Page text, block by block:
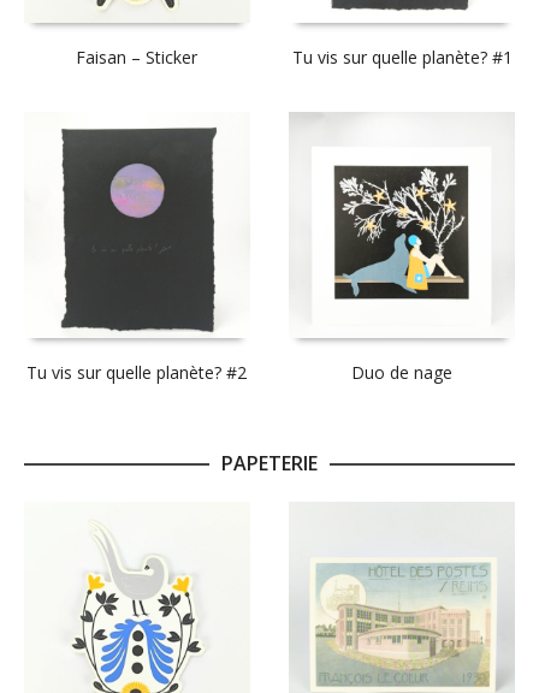
Faisan – Sticker Tu vis sur quelle planète? #1
Tu vis sur quelle planète? #2 Duo de nage
PAPETERIE